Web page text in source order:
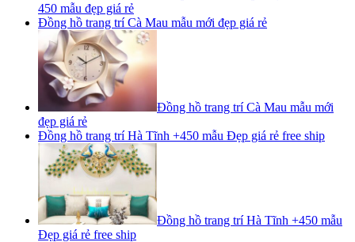
450 mẫu đẹp giá rẻ
Đồng hồ trang trí Cà Mau mẫu mới đẹp giá rẻ
Đồng hồ trang trí Cà Mau mẫu mới
đẹp giá rẻ
Đồng hồ trang trí Hà Tĩnh +450 mẫu Đẹp giá rẻ free ship
Đồng hồ trang trí Hà Tĩnh +450 mẫu
Đẹp giá rẻ free ship